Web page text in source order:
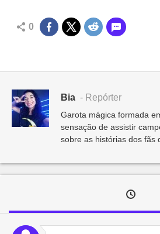
0
Bia - Repórter
Garota mágica formada
sensação de assistir
sobre as histórias dos fãs